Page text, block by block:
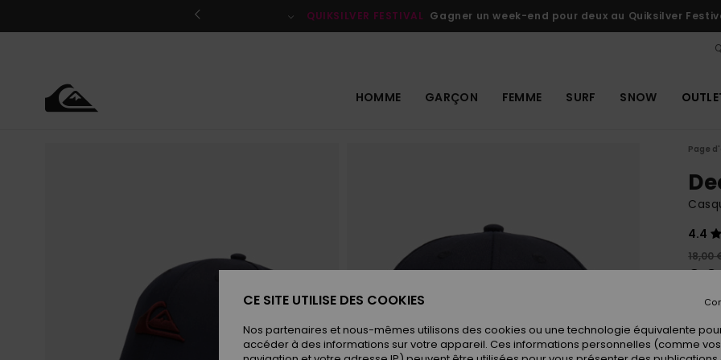
le
QUIKSILVER FESTIVAL Gagner un week-end pour deux au Quiksilver
HOMME GARÇON FEMME SURF SNOW
Page
4.4
18,00
CE SITE UTILISE DES COOKIES
Nos partenaires et nous-mêmes utilisons des cookies ou une technologie équivalente
accéder à des informations sur votre appareil. Ces informations personnelles (comme